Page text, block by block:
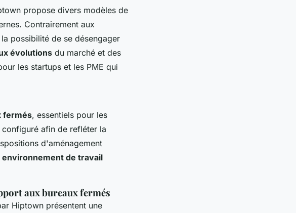
propose divers modèles de
Contrairement aux
possibilité de se désengager
évolutions du marché et des
les startups et les PME qui
fermés, essentiels pour les
afin de refléter la
d'aménagement
environnement de travail
aux bureaux fermés
Hiptown présentent une